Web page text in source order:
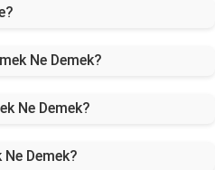
Ne Demek?
Ne Demek?
Demek?